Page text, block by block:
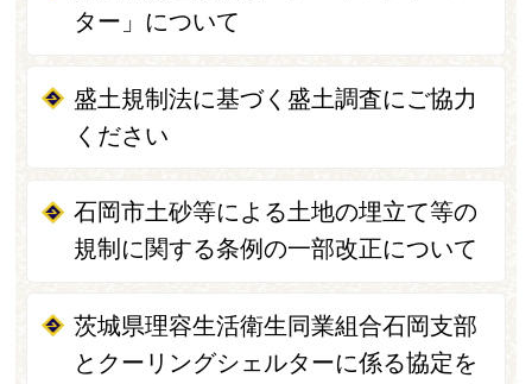
ター」について
盛土規制法に基づく盛土調査にご協力
ください
石岡市土砂等による土地の埋立て等の
規制に関する条例の一部改正について
茨城県理容生活衛生同業組合石岡支部
とクーリングシェルターに係る協定を